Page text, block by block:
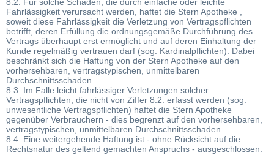
Fahrlässigkeit verursacht werden, haftet die Stern Apotheke ,
soweit diese Fahrlässigkeit die Verletzung von Vertragspflichten
betrifft, deren Erfüllung die ordnungsgemäße Durchführung des
Vertrags überhaupt erst ermöglicht und auf deren Einhaltung der
Kunde regelmäßig vertrauen darf (sog. Kardinalpflichten). Dabei
beschränkt sich die Haftung von der Stern Apotheke auf den
vorhersehbaren, vertragstypischen, unmittelbaren
Durchschnittsschaden.
8.3. Im Falle leicht fahrlässiger Verletzungen solcher
Vertragspflichten, die nicht von Ziffer 8.2. erfasst werden (sog.
unwesentliche Vertragspflichten) haftet die Stern Apotheke
gegenüber Verbrauchern - dies begrenzt auf den vorhersehbaren,
vertragstypischen, unmittelbaren Durchschnittsschaden.
8.4. Eine weitergehende Haftung ist - ohne Rücksicht auf die
Rechtsnatur des geltend gemachten Anspruchs - ausgeschlossen.